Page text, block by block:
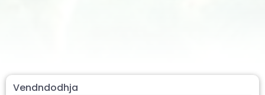
Vendndodhja